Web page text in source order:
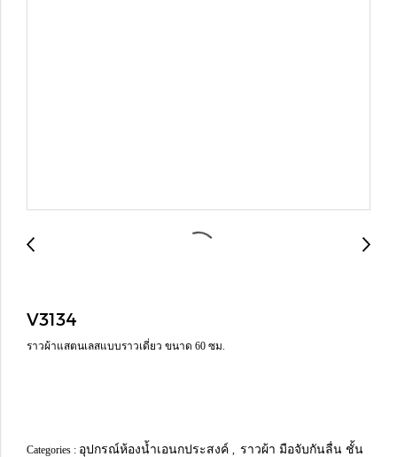
V3134
ราวผ้าแสตนเลสแบบราวเดี่ยว ขนาด 60 ซม.
Categories : อุปกรณ์ห้องน้ำเอนกประสงค์ , ราวผ้า มือจับกันลื่น ชั้น